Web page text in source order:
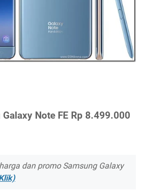
Galaxy Note FE Rp 8.499.000
dan promo Samsung Galaxy